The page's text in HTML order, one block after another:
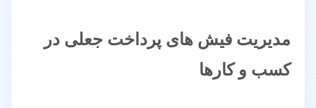
مدیریت فیش های پرداخت جعلی در
کسب و کارها